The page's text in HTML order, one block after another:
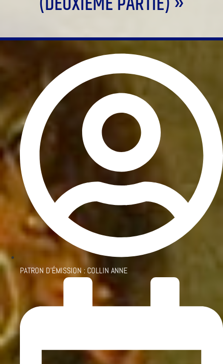
PATRON D'ÉMISSION : COLLIN ANNE